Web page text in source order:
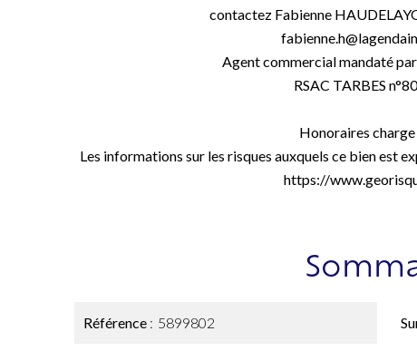
contactez Fabienne
Agent commercial mandaté
RSAC TARBES
Honoraires charge
Les informations sur les risques auxquels ce bien est
https://
Référence 5899802